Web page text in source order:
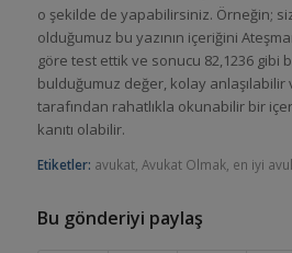
o şekilde de yapabilirsiniz. Örneğin;
olduğumuz bu yazının içeriğini
göre test ettik ve sonucu 82,1236 gibi
bulduğumuz değer, kolay anlaşılabilir
tarafından rahatlıkla okunabilir bir
kanıtı olabilir.
Etiketler: avukat, Avukat Olmak, en iyi
Bu gönderiyi paylaş